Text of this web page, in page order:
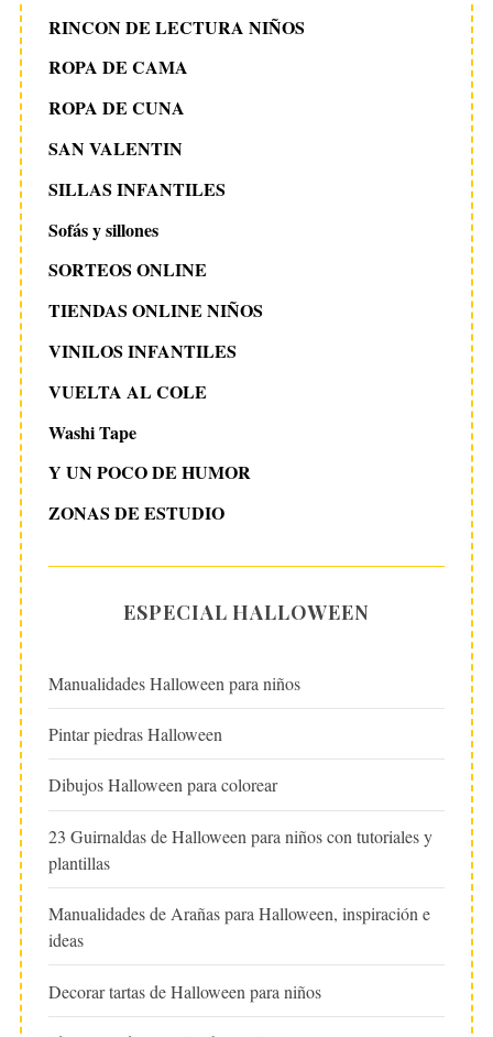
RINCON DE LECTURA NIÑOS
ROPA DE CAMA
ROPA DE CUNA
SAN VALENTIN
SILLAS INFANTILES
Sofás y sillones
SORTEOS ONLINE
TIENDAS ONLINE NIÑOS
VINILOS INFANTILES
VUELTA AL COLE
Washi Tape
Y UN POCO DE HUMOR
ZONAS DE ESTUDIO
ESPECIAL HALLOWEEN
Manualidades Halloween para niños
Pintar piedras Halloween
Dibujos Halloween para colorear
23 Guirnaldas de Halloween para niños con tutoriales y
plantillas
Manualidades de Arañas para Halloween, inspiración e
ideas
Decorar tartas de Halloween para niños